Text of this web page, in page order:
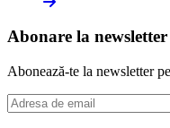
Abonare la newsletter
Abonează-te la newsletter